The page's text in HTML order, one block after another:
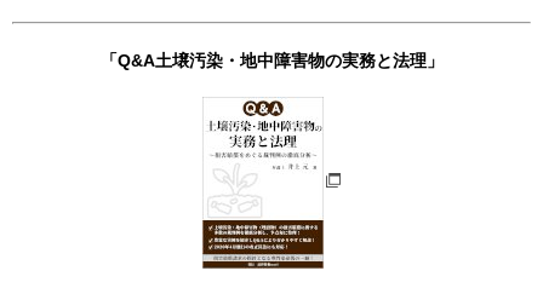
「Q&A土壌汚染・地中障害物の実務と法理」